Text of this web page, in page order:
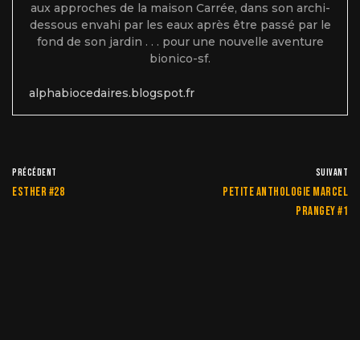
aux approches de la maison Carrée, dans son archi-
dessous envahi par les eaux après être passé par le
fond de son jardin . . . pour une nouvelle aventure
bionico-sf.
alphabiocedaires.blogspot.fr
PRÉCÉDENT
Esther #28
SUIVANT
Petite anthologie Marcel
Prangey #1